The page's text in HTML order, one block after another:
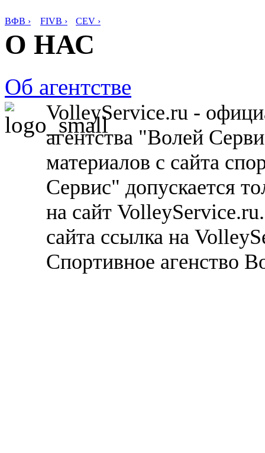
ВФВ › FIVB › CEV ›
О НАС
Об агентстве
VolleyService.ru -
агентства "Волей
материалов с сайта
Сервис" допускается
на сайт
сайта ссылка на
Спортивное агенство